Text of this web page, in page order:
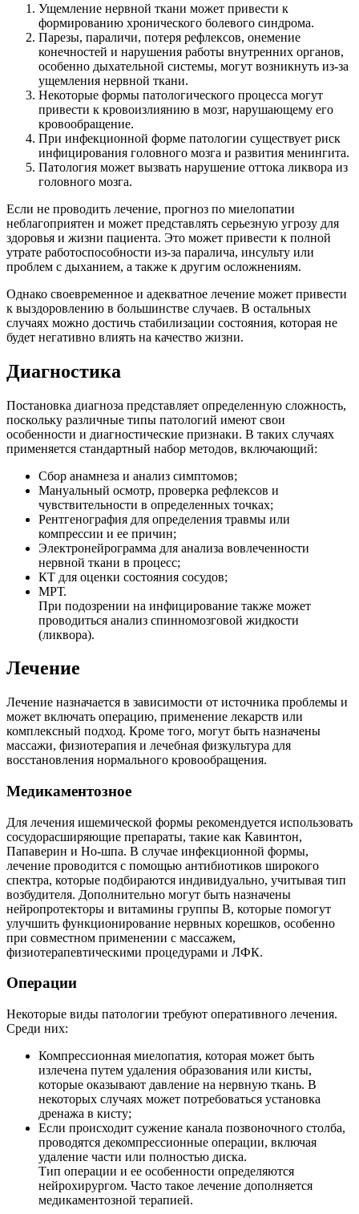
Ущемление нервной ткани может привести к
формированию хронического болевого синдрома.
Парезы, параличи, потеря рефлексов, онемение
конечностей и нарушения работы внутренних органов,
особенно дыхательной системы, могут возникнуть из-за
ущемления нервной ткани.
Некоторые формы патологического процесса могут
привести к кровоизлиянию в мозг, нарушающему его
кровообращение.
При инфекционной форме патологии существует риск
инфицирования головного мозга и развития менингита.
Патология может вызвать нарушение оттока ликвора из
головного мозга.
Если не проводить лечение, прогноз по миелопатии
неблагоприятен и может представлять серьезную угрозу для
здоровья и жизни пациента. Это может привести к полной
утрате работоспособности из-за паралича, инсульту или
проблем с дыханием, а также к другим осложнениям.
Однако своевременное и адекватное лечение может привести
к выздоровлению в большинстве случаев. В остальных
случаях можно достичь стабилизации состояния, которая не
будет негативно влиять на качество жизни.
Диагностика
Постановка диагноза представляет определенную сложность,
поскольку различные типы патологий имеют свои
особенности и диагностические признаки. В таких случаях
применяется стандартный набор методов, включающий:
Сбор анамнеза и анализ симптомов;
Мануальный осмотр, проверка рефлексов и
чувствительности в определенных точках;
Рентгенография для определения травмы или
компрессии и ее причин;
Электронейрограмма для анализа вовлеченности
нервной ткани в процесс;
КТ для оценки состояния сосудов;
МРТ.
При подозрении на инфицирование также может
проводиться анализ спинномозговой жидкости
(ликвора).
Лечение
Лечение назначается в зависимости от источника проблемы и
может включать операцию, применение лекарств или
комплексный подход. Кроме того, могут быть назначены
массажи, физиотерапия и лечебная физкультура для
восстановления нормального кровообращения.
Медикаментозное
Для лечения ишемической формы рекомендуется использовать
сосудорасширяющие препараты, такие как Кавинтон,
Папаверин и Но-шпа. В случае инфекционной формы,
лечение проводится с помощью антибиотиков широкого
спектра, которые подбираются индивидуально, учитывая тип
возбудителя. Дополнительно могут быть назначены
нейропротекторы и витамины группы В, которые помогут
улучшить функционирование нервных корешков, особенно
при совместном применении с массажем,
физиотерапевтическими процедурами и ЛФК.
Операции
Некоторые виды патологии требуют оперативного лечения.
Среди них:
Компрессионная миелопатия, которая может быть
излечена путем удаления образования или кисты,
которые оказывают давление на нервную ткань. В
некоторых случаях может потребоваться установка
дренажа в кисту;
Если происходит сужение канала позвоночного столба,
проводятся декомпрессионные операции, включая
удаление части или полностью диска.
Тип операции и ее особенности определяются
нейрохирургом. Часто такое лечение дополняется
медикаментозной терапией.